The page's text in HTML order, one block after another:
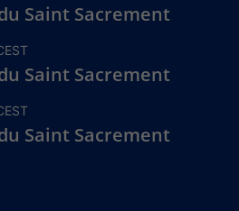
Saint Sacrement
Saint Sacrement
Saint Sacrement